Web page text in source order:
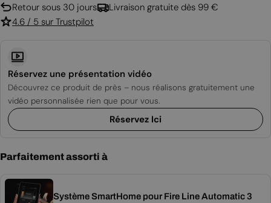
Retour sous 30 jours
Livraison gratuite dès 99 €
4.6 / 5 sur Trustpilot
Réservez une présentation vidéo
Découvrez ce produit de près – nous réalisons gratuitement une
vidéo personnalisée rien que pour vous.
Réservez Ici
Parfaitement assorti à
Système SmartHome pour Fire Line Automatic 3